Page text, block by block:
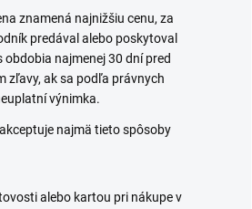
znamená najnižšiu cenu, za
predával alebo poskytoval
obdobia najmenej 30 dní pred
zľavy, ak sa podľa právnych
výnimka.
najmä tieto spôsoby
alebo kartou pri nákupe v